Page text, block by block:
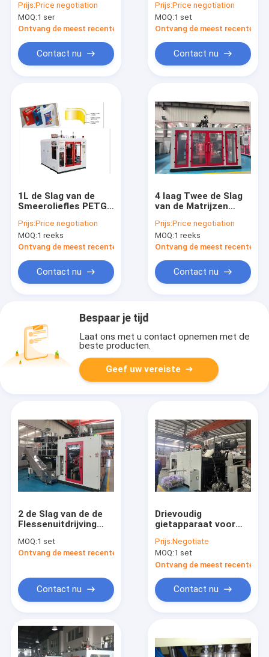
mp80d-1 volledig
Automatisch met
Robot
Prijs:Price negotiation
MOQ:1 ser
Ontvang de meest recente Prijs
Contact nu
100mm
Schroefdiameter
Prijs:Price negotiation
MOQ:1 set
Ontvang de meest recente
Contact nu
1L de Slag van de
Smeeroliefles PETG
Materiaal MP55D
Prijs:Price negotiation
MOQ:1 reeks
Ontvang de meest recente Prijs
Contact nu
4 laag Twee de Slag
van de Matrijzen
het Vormen
Machineplc
Prijs:Price negotiation
MOQ:1 reeks
Ontvang de meest recente
Contact nu
Bespaar je tijd
Laat ons met u contact opnemen met de
beste producten.
Geef uw vereiste
2 de Slag van de de
Flessenuitdrijving
Machine Dubbele
Post MP80FD
MOQ:1 set
Ontvang de meest recente Prijs
Contact nu
Drievoudig
gietapparaat voor
Geavanceerde
technologie
Superieure
resultaten
Prijs:Negotiate
MOQ:1 set
Ontvang de meest recente
Contact nu